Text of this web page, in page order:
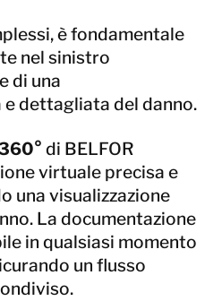
è fondamentale
nel sinistro
di una
dettagliata del danno.
di BELFOR
virtuale precisa e
una visualizzazione
La documentazione
in qualsiasi momento
un flusso